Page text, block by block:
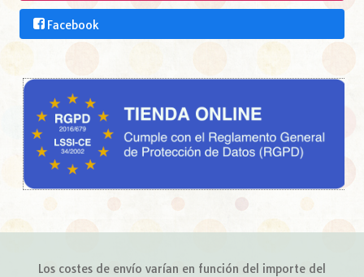
Facebook
Los costes de envío varían en función del importe del